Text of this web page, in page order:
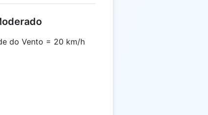
do Vento = 20 km/h